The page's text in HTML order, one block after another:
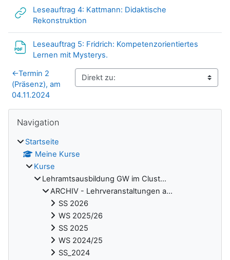
Leseauftrag 4: Kattmann: Didaktische
Rekonstruktion
Leseauftrag 5: Fridrich: Kompetenzorientiertes
Lernen mit Mysterys.
←Termin 2
(Präsenz), am
04.11.2024
Navigation
Startseite
Meine Kurse
Kurse
Lehramtsausbildung GW im Clust...
ARCHIV - Lehrveranstaltungen a...
SS 2026
WS 2025/26
SS 2025
WS 2024/25
SS_2024